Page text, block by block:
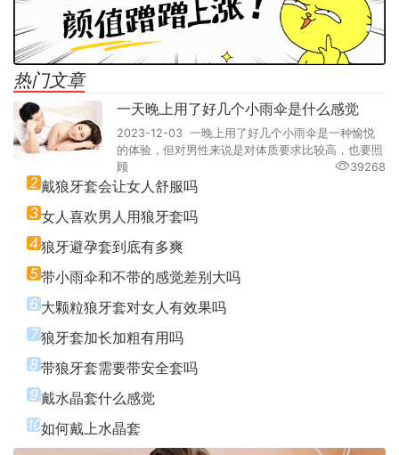
热门文章
一天晚上用了好几个小雨伞是什么感觉
2023-12-03 一晚上用了好几个小雨伞是一种愉悦
的体验，但对男性来说是对体质要求比较高，也要照
顾
39268
2 戴狼牙套会让女人舒服吗
3女人喜欢男人用狼牙套吗
4 狼牙避孕套到底有多爽
5带小雨伞和不带的感觉差别大吗
6 大颗粒狼牙套对女人有效果吗
7狼牙套加长加粗有用吗
8 带狼牙套需要带安全套吗
9戴水晶套什么感觉
10如何戴上水晶套